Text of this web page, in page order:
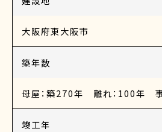
大阪府東大阪市
築年数
母屋：築270年 離れ：100年
竣工年